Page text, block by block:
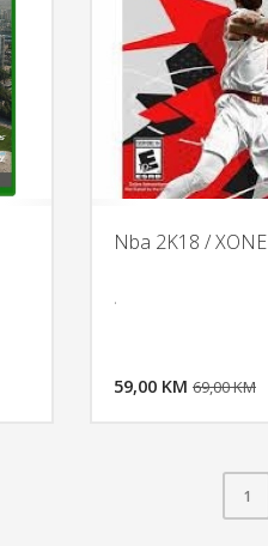
Nba 2K18 / XONE
.
59,00 KM 69,00 KM
1